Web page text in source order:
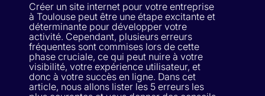
Créer un site internet pour votre entreprise
à Toulouse peut être une étape excitante et
déterminante pour développer votre
activité. Cependant, plusieurs erreurs
fréquentes sont commises lors de cette
phase cruciale, ce qui peut nuire à votre
visibilité, votre expérience utilisateur, et
donc à votre succès en ligne. Dans cet
article, nous allons lister les 5 erreurs les